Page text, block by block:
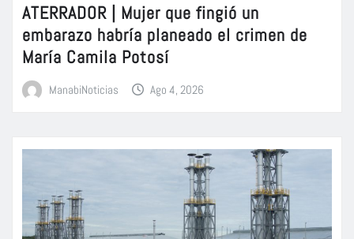
ATERRADOR | Mujer que fingió un
embarazo habría planeado el crimen de
María Camila Potosí
ManabiNoticias Ago 4, 2026